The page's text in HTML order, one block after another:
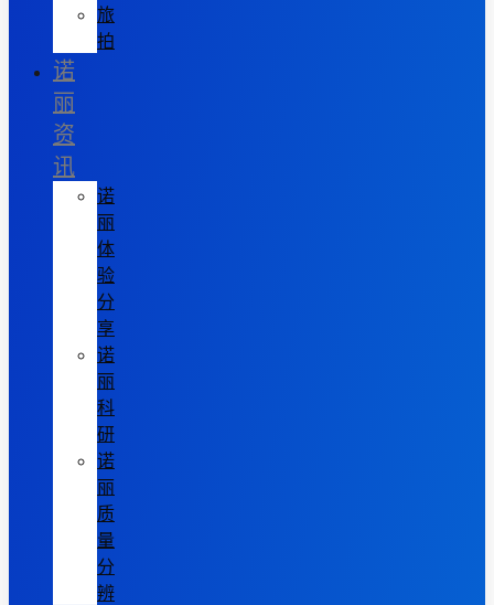
旅
拍
诺
丽
资
讯
诺
丽
体
验
分
享
诺
丽
科
研
诺
丽
质
量
分
辨